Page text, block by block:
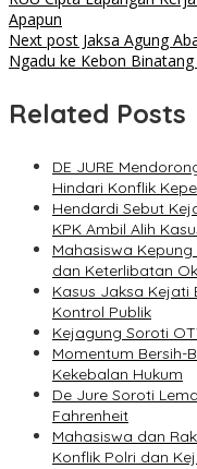
Apapun
Next post Jaksa Agung
Ngadu ke Kebon Binatang
Related Posts
DE JURE
Hindari Konflik
Hendardi Sebut
KPK Ambil Alih
Mahasiswa
dan Keterlibatan
Kasus Jaksa Kejati
Kontrol Publik
Kejagung Soroti
Momentum Bersih-
Kekebalan Hukum
De Jure Soroti
Fahrenheit
Mahasiswa dan
Konflik Polri dan